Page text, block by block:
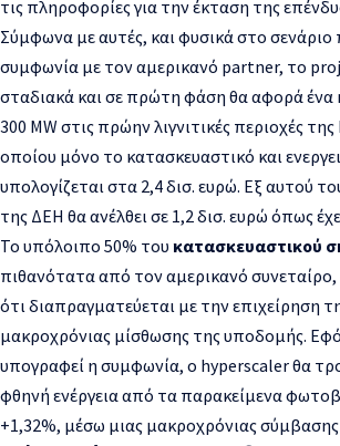
τις πληροφορίες για την έκταση της
Σύμφωνα με αυτές, και φυσικά στο
συμφωνία με τον αμερικανό partner, το
σταδιακά και σε πρώτη φάση θα αφορά
300 MW στις πρώην λιγνιτικές περιοχές
οποίου μόνο το κατασκευαστικό και
υπολογίζεται στα 2,4 δισ. ευρώ. Εξ αυτού
της ΔΕH θα ανέλθει σε 1,2 δισ. ευρώ όπως
Το υπόλοιπο 50% του κατασκευαστικού
πιθανότατα από τον αμερικανό συνεταίρο,
ότι διαπραγματεύεται με την επιχείρηση
μακροχρόνιας μίσθωσης της υποδομής.
υπογραφεί η συμφωνία, ο hyperscaler θα
φθηνή ενέργεια από τα παρακείμενα
+1,32%, μέσω μιας μακροχρόνιας